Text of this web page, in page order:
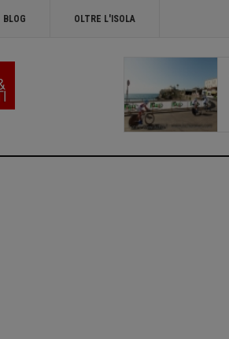
BLOG OLTRE L'ISOLA